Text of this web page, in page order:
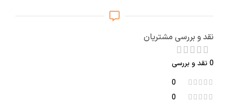
نقد و بررسی مشتریان
0 نقد و بررسی
0
0